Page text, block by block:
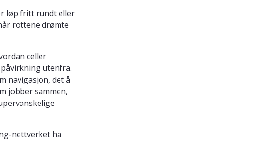
løp fritt rundt eller
rottene drømte
celler
utenfra.
navigasjon, det å
jobber sammen,
nettverket ha